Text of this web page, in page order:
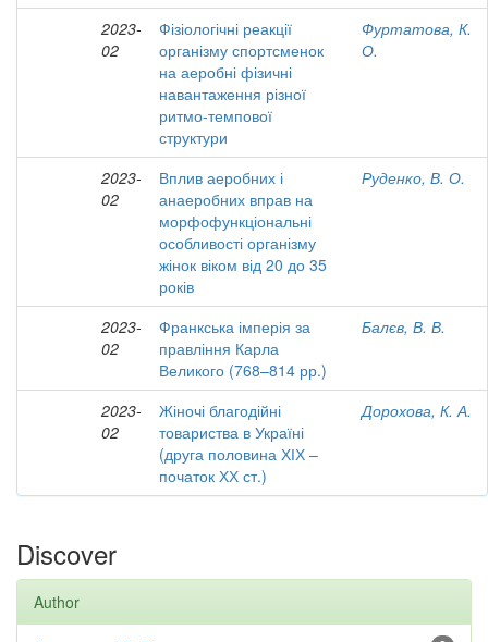
2023-
02
Фізіологічні реакції
організму спортсменок
на аеробні фізичні
навантаження різної
ритмо-темпової
структури
Фуртатова, К.
О.
2023-
02
Вплив аеробних і
анаеробних вправ на
морфофункціональні
особливості організму
жінок віком від 20 до 35
років
Руденко, В. О.
2023-
02
Франкська імперія за
правління Карла
Великого (768–814 рр.)
Балєв, В. В.
2023-
02
Жіночі благодійні
товариства в Україні
(друга половина ХІХ –
початок ХХ ст.)
Дорохова, К. А.
Discover
Author